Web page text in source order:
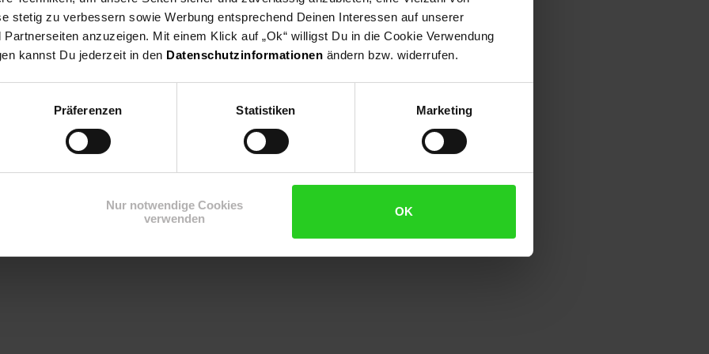
stetig zu verbessern sowie Werbung entsprechend Deinen Interessen auf unserer
anzuzeigen. Mit einem Klick auf „Ok“ willigst Du in die Cookie Verwendung
kannst Du jederzeit in den Datenschutzinformationen ändern bzw. widerrufen.
Präferenzen Statistiken Marketing
Nur notwendige Cookies
verwenden
OK
Key und das hochauflösende große Display fügen sich perfekt in den modernen Look ein und
einem echten Hingucker. Klingt nach Zukunft, klingt brillant. Ein Telefon für alle: das Universal-
Internetrouter geeignet, z. B. für die FRITZ!Box, den Telekom Speedport und viele weitere
modernste Internettelefonie und kommen mit dem CL660HX in den Genuss von natürlich
sich mit individuellen Klingeltönen, eigenen Fotos und Bildschirmschonern ganz einfach Ihrem
Managen Sie alle Ihre Kontakte mit der Gigaset QuickSync Software so einfach wie noch nie!
CL660HX bietet Platz für bis zu 400 Einträge mit jeweils drei Rufnummern. Das Gigaset CL660HX
Licht beste Lesbarkeit garantiert. Bleiben Sie einfach up to date!